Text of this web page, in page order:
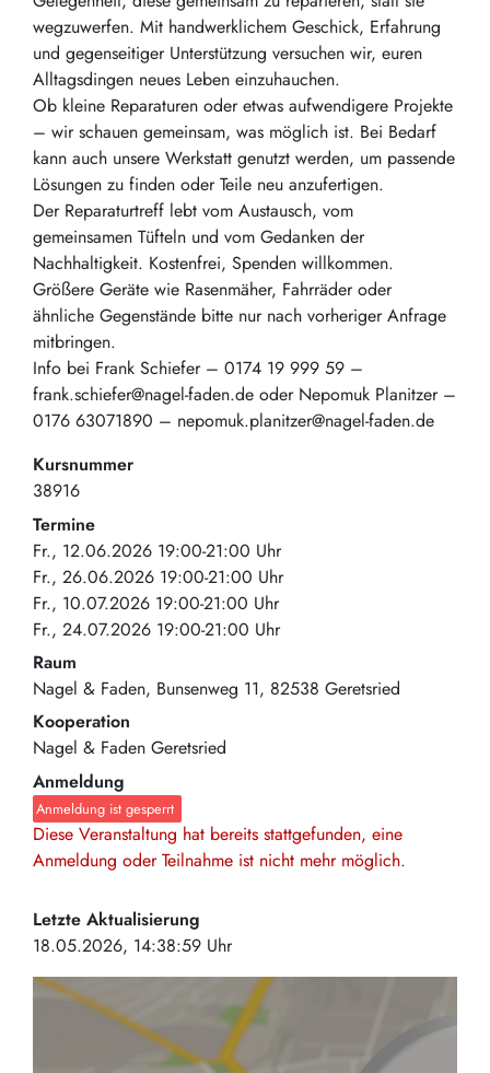
wegzuwerfen. Mit handwerklichem Geschick, Erfahrung
und gegenseitiger Unterstützung versuchen wir, euren
Alltagsdingen neues Leben einzuhauchen.
Ob kleine Reparaturen oder etwas aufwendigere Projekte
– wir schauen gemeinsam, was möglich ist. Bei Bedarf
kann auch unsere Werkstatt genutzt werden, um passende
Lösungen zu finden oder Teile neu anzufertigen.
Der Reparaturtreff lebt vom Austausch, vom
gemeinsamen Tüfteln und vom Gedanken der
Nachhaltigkeit. Kostenfrei, Spenden willkommen.
Größere Geräte wie Rasenmäher, Fahrräder oder
ähnliche Gegenstände bitte nur nach vorheriger Anfrage
mitbringen.
Info bei Frank Schiefer – 0174 19 999 59 –
frank.schiefer@nagel-faden.de oder Nepomuk Planitzer –
0176 63071890 – nepomuk.planitzer@nagel-faden.de
Kursnummer
38916
Termine
Fr., 12.06.2026 19:00-21:00 Uhr
Fr., 26.06.2026 19:00-21:00 Uhr
Fr., 10.07.2026 19:00-21:00 Uhr
Fr., 24.07.2026 19:00-21:00 Uhr
Raum
Nagel & Faden Bunsenweg 11 82538 Geretsried
Kooperation
Nagel & Faden Geretsried
Anmeldung
Anmeldung ist gesperrt
Diese Veranstaltung hat bereits stattgefunden, eine
Anmeldung oder Teilnahme ist nicht mehr möglich.
Letzte Aktualisierung
18.05.2026, 14:38:59 Uhr